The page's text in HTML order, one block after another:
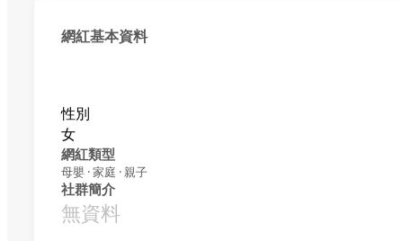
網紅基本資料
性別
女
網紅類型
母嬰 · 家庭 · 親子
社群簡介
無資料